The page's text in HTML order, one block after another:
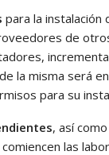
para la instalación
de
la misma será
para su
, así
las